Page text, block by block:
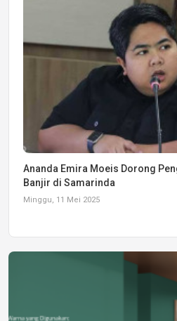
Ananda Emira Moeis Dorong
Banjir di Samarinda
Minggu, 11 Mei 2025